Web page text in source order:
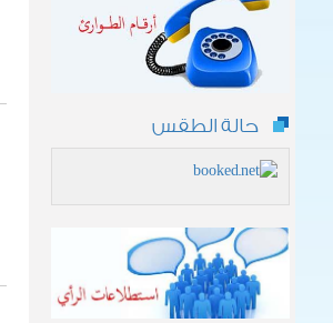
حالة الطقس